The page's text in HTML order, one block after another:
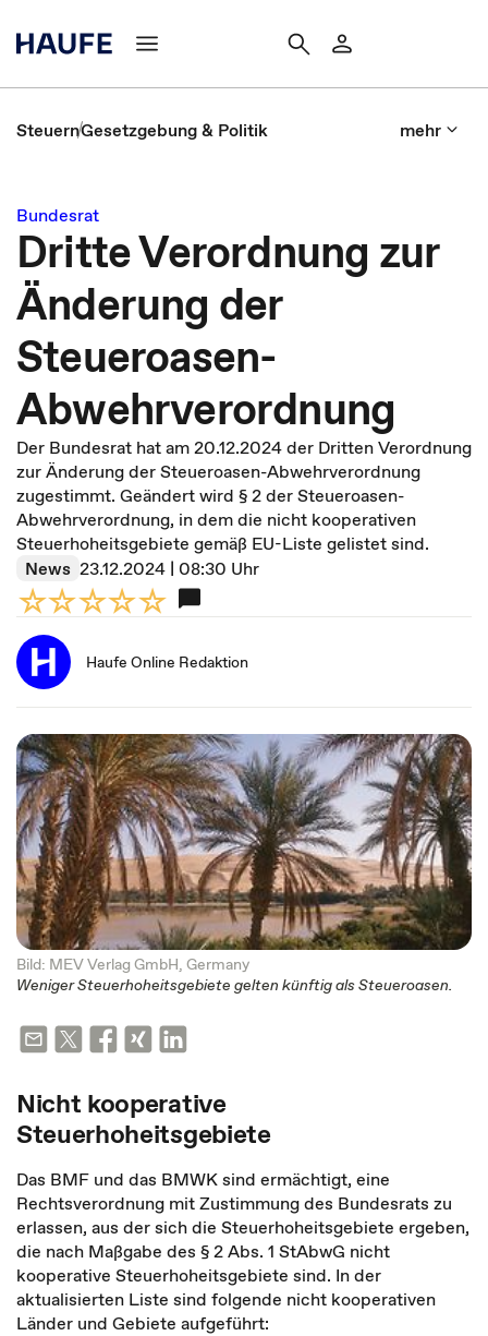
SteuernGesetzgebung & Politik mehr
Bundesrat
Dritte Verordnung zur
Änderung der
Steueroasen-
Abwehrverordnung
Der Bundesrat hat am 20.12.2024 der Dritten Verordnung
zur Änderung der Steueroasen-Abwehrverordnung
zugestimmt. Geändert wird § 2 der Steueroasen-
Abwehrverordnung, in dem die nicht kooperativen
Steuerhoheitsgebiete gemäß EU-Liste gelistet sind.
News 23.12.2024 | 08:30 Uhr
Haufe Online Redaktion
Bild: MEV Verlag GmbH, Germany
Weniger Steuerhoheitsgebiete gelten künftig als Steueroasen.
Nicht kooperative
Steuerhoheitsgebiete
Das BMF und das BMWK sind ermächtigt, eine
Rechtsverordnung mit Zustimmung des Bundesrats zu
erlassen, aus der sich die Steuerhoheitsgebiete ergeben,
die nach Maßgabe des § 2 Abs. 1 StAbwG nicht
kooperative Steuerhoheitsgebiete sind. In der
aktualisierten Liste sind folgende nicht kooperativen
Länder und Gebiete aufgeführt: